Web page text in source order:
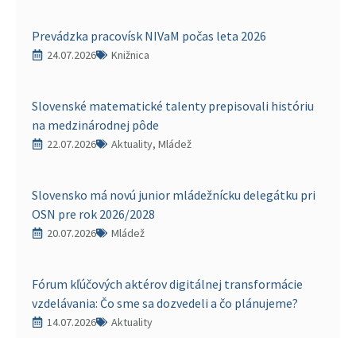
Prevádzka pracovísk NIVaM počas leta 2026
24.07.2026 Knižnica
Slovenské matematické talenty prepisovali históriu
na medzinárodnej pôde
22.07.2026 Aktuality, Mládež
Slovensko má novú junior mládežnícku delegátku pri
OSN pre rok 2026/2028
20.07.2026 Mládež
Fórum kľúčových aktérov digitálnej transformácie
vzdelávania: Čo sme sa dozvedeli a čo plánujeme?
14.07.2026 Aktuality